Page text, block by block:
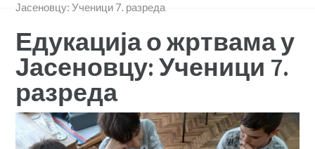
Јасеновцу: Ученици 7. разреда
Едукација о жртвама у
Јасеновцу: Ученици 7.
разреда